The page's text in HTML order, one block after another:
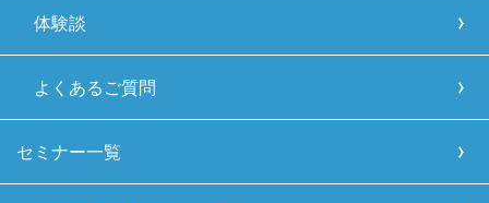
体験談
よくあるご質問
セミナー一覧